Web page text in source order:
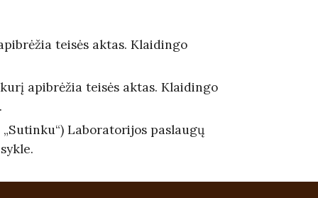
teisės aktas. Klaidingo
apibrėžia teisės aktas. Klaidingo
Laboratorijos paslaugų